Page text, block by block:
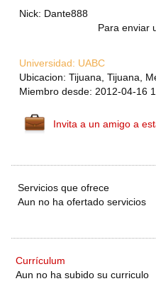
Nick: Dante888
Para enviar
Universidad: UABC
Ubicacion: Tijuana, Tijuana,
Miembro desde: 2012-04-16
Invita a un amigo a
Servicios que ofrece
Aun no ha ofertado servicios
Currículum
Aun no ha subido su curriculo